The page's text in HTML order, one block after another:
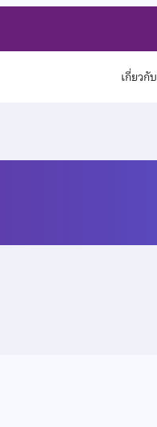
เกี่ยวกั